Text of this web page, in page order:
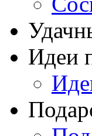
Идеи